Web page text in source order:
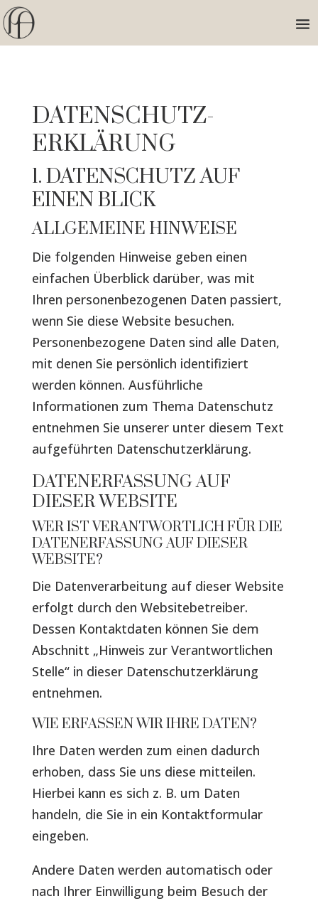
DATENSCHUTZ­
ERKLÄRUNG
1. DATENSCHUTZ AUF
EINEN BLICK
ALLGEMEINE HINWEISE
Die folgenden Hinweise geben einen
einfachen Überblick darüber, was mit
Ihren personenbezogenen Daten passiert,
wenn Sie diese Website besuchen.
Personenbezogene Daten sind alle Daten,
mit denen Sie persönlich identifiziert
werden können. Ausführliche
Informationen zum Thema Datenschutz
entnehmen Sie unserer unter diesem Text
aufgeführten Datenschutzerklärung.
DATENERFASSUNG AUF
DIESER WEBSITE
WER IST VERANTWORTLICH FÜR DIE
DATENERFASSUNG AUF DIESER
WEBSITE?
Die Datenverarbeitung auf dieser Website
erfolgt durch den Websitebetreiber.
Dessen Kontaktdaten können Sie dem
Abschnitt „Hinweis zur Verantwortlichen
Stelle“ in dieser Datenschutzerklärung
entnehmen.
WIE ERFASSEN WIR IHRE DATEN?
Ihre Daten werden zum einen dadurch
erhoben, dass Sie uns diese mitteilen.
Hierbei kann es sich z. B. um Daten
handeln, die Sie in ein Kontaktformular
eingeben.
Andere Daten werden automatisch oder
nach Ihrer Einwilligung beim Besuch der